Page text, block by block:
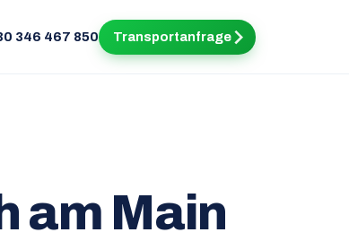
346 467 850 Transportanfrage
am Main